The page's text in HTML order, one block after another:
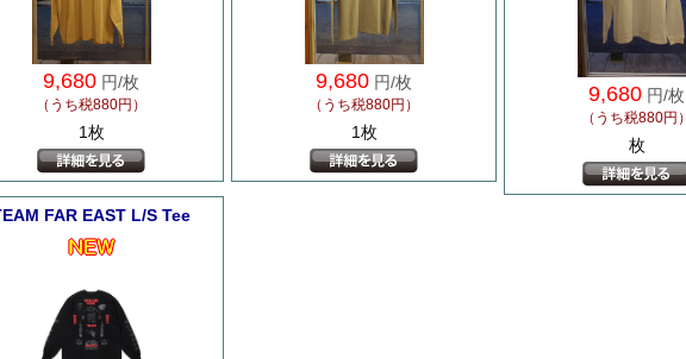
9,680 円/枚
（うち税880円）
1枚
9,680 円/枚
（うち税880円）
1枚
9,680 円/枚
（うち税880円）
枚
FAR EAST L/S Tee